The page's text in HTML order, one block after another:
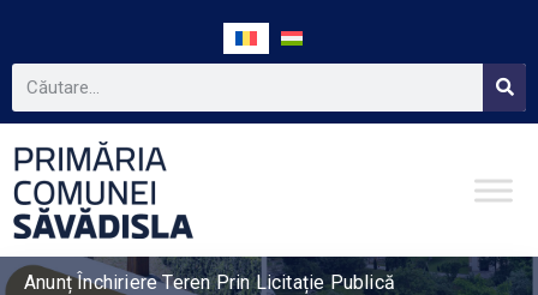
Anunț Închiriere Teren Prin Licitație Publică